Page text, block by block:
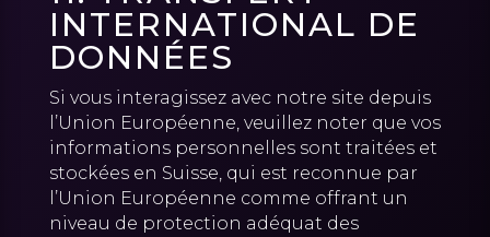
INTERNATIONAL DE
DONNÉES
Si vous interagissez avec notre site depuis
l’Union Européenne, veuillez noter que vos
informations personnelles sont traitées et
stockées en Suisse, qui est reconnue par
l’Union Européenne comme offrant un
niveau de protection adéquat des